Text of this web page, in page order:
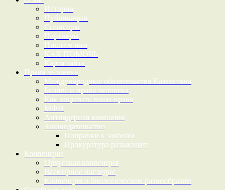
История
Публикации
Спонсоры
Партнеры
Пишите нам
КАК ПОМОЧЬ
Карта сайта
Права человека
Международные обязательства Казахстана
Бизнес и права человека
Как защитить ваши права
МФИ
Антиядерная кампания
Законодательство
Поправки к законам
Прокуратура разъясняет
Конвенции
Орхусская конвенция
Всемирное наследие
Конвенция о биологическом разнообразии